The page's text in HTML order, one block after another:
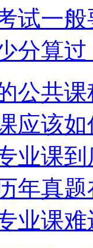
试一
分算过
公共
应该
业课
年真
业课